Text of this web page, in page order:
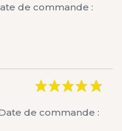
de commande :
de commande :